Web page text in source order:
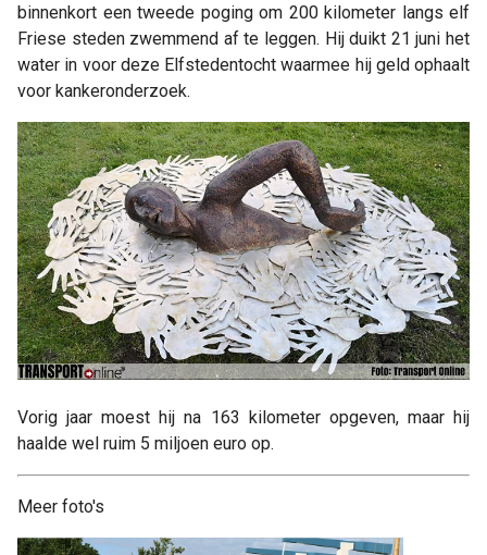
binnenkort een tweede poging om 200 kilometer langs elf
Friese steden zwemmend af te leggen. Hij duikt 21 juni het
water in voor deze Elfstedentocht waarmee hij geld ophaalt
voor kankeronderzoek.
Vorig jaar moest hij na 163 kilometer opgeven, maar hij
haalde wel ruim 5 miljoen euro op.
Meer foto's